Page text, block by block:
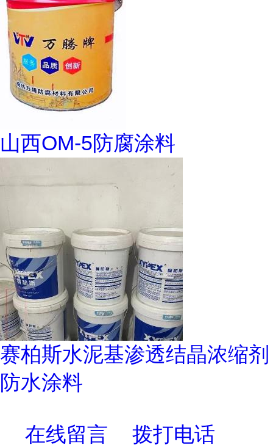
山西OM-5防腐涂料
赛柏斯水泥基渗透结晶浓缩剂
防水涂料
在线留言 拨打电话